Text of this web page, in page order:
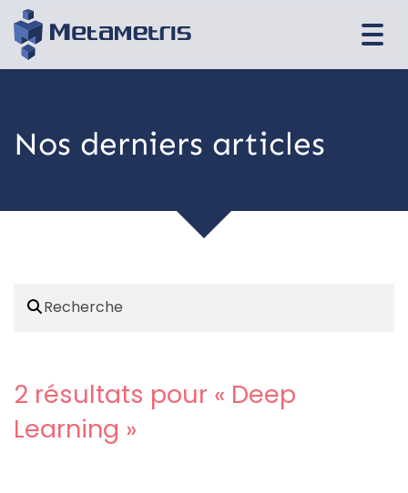
Nos derniers articles
2 résultats pour « Deep
Learning »